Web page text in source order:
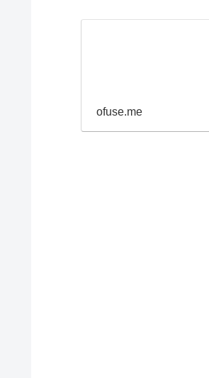
ofuse.me